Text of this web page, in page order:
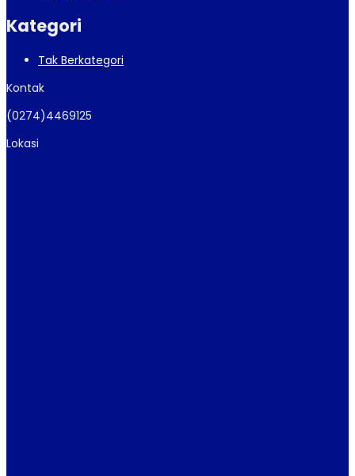
Kategori
Tak Berkategori
Kontak
(0274)4469125
Lokasi